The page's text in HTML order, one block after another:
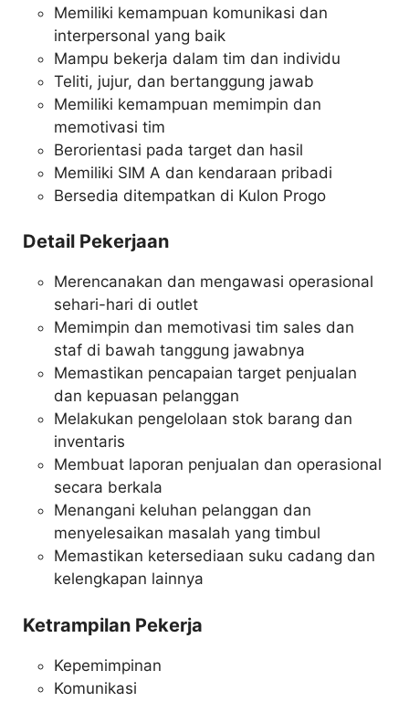
Memiliki kemampuan komunikasi dan
interpersonal yang baik
Mampu bekerja dalam tim dan individu
Teliti, jujur, dan bertanggung jawab
Memiliki kemampuan memimpin dan
memotivasi tim
Berorientasi pada target dan hasil
Memiliki SIM A dan kendaraan pribadi
Bersedia ditempatkan di Kulon Progo
Detail Pekerjaan
Merencanakan dan mengawasi operasional
sehari-hari di outlet
Memimpin dan memotivasi tim sales dan
staf di bawah tanggung jawabnya
Memastikan pencapaian target penjualan
dan kepuasan pelanggan
Melakukan pengelolaan stok barang dan
inventaris
Membuat laporan penjualan dan operasional
secara berkala
Menangani keluhan pelanggan dan
menyelesaikan masalah yang timbul
Memastikan ketersediaan suku cadang dan
kelengkapan lainnya
Ketrampilan Pekerja
Kepemimpinan
Komunikasi